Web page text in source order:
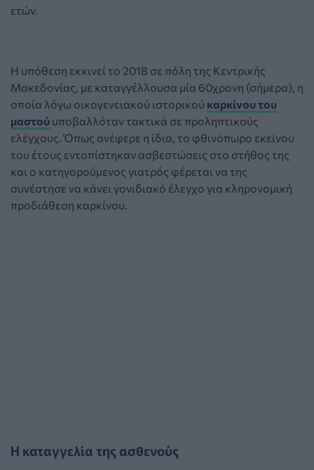
ετών.
Η υπόθεση εκκινεί το 2018 σε πόλη της Κεντρικής
Μακεδονίας, με καταγγέλλουσα μία 60χρονη (σήμερα), η
οποία λόγω οικογενειακού ιστορικού καρκίνου του
μαστού υποβαλλόταν τακτικά σε προληπτικούς
ελέγχους. Όπως ανέφερε η ίδια, το φθινόπωρο εκείνου
του έτους εντοπίστηκαν ασβεστώσεις στο στήθος της
και ο κατηγορούμενος γιατρός φέρεται να της
συνέστησε να κάνει γονιδιακό έλεγχο για κληρονομική
προδιάθεση καρκίνου.
Η καταγγελία της ασθενούς